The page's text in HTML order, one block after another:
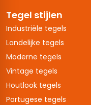
Tegel stijlen
Industriële tegels
Landelijke tegels
Moderne tegels
Vintage tegels
Houtlook tegels
Portugese tegels